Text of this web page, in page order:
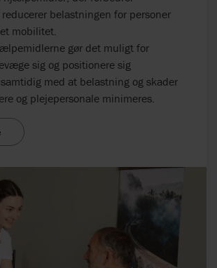
belastningen for personer
mobilitet.
gør det muligt for
sig og positionere sig
med at belastning og skader
og plejepersonale minimeres.